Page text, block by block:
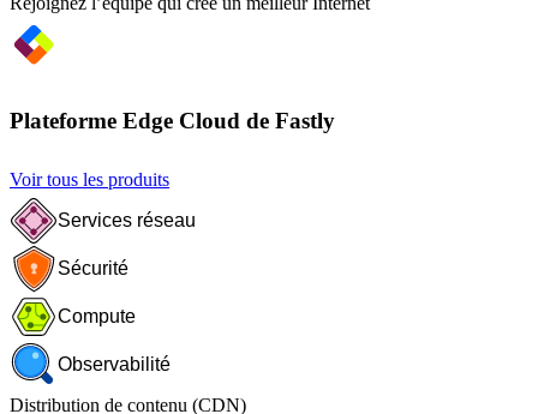
Plateforme Edge Cloud de Fastly
Voir tous les produits
Services réseau
Sécurité
Compute
Observabilité
Distribution de contenu (CDN)